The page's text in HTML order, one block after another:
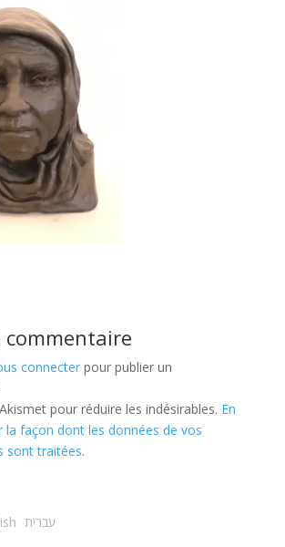
commentaire
connecterpour publier un
pour réduire les indésirables. En
la façon dont les données de vos
sont traitées.
עברית